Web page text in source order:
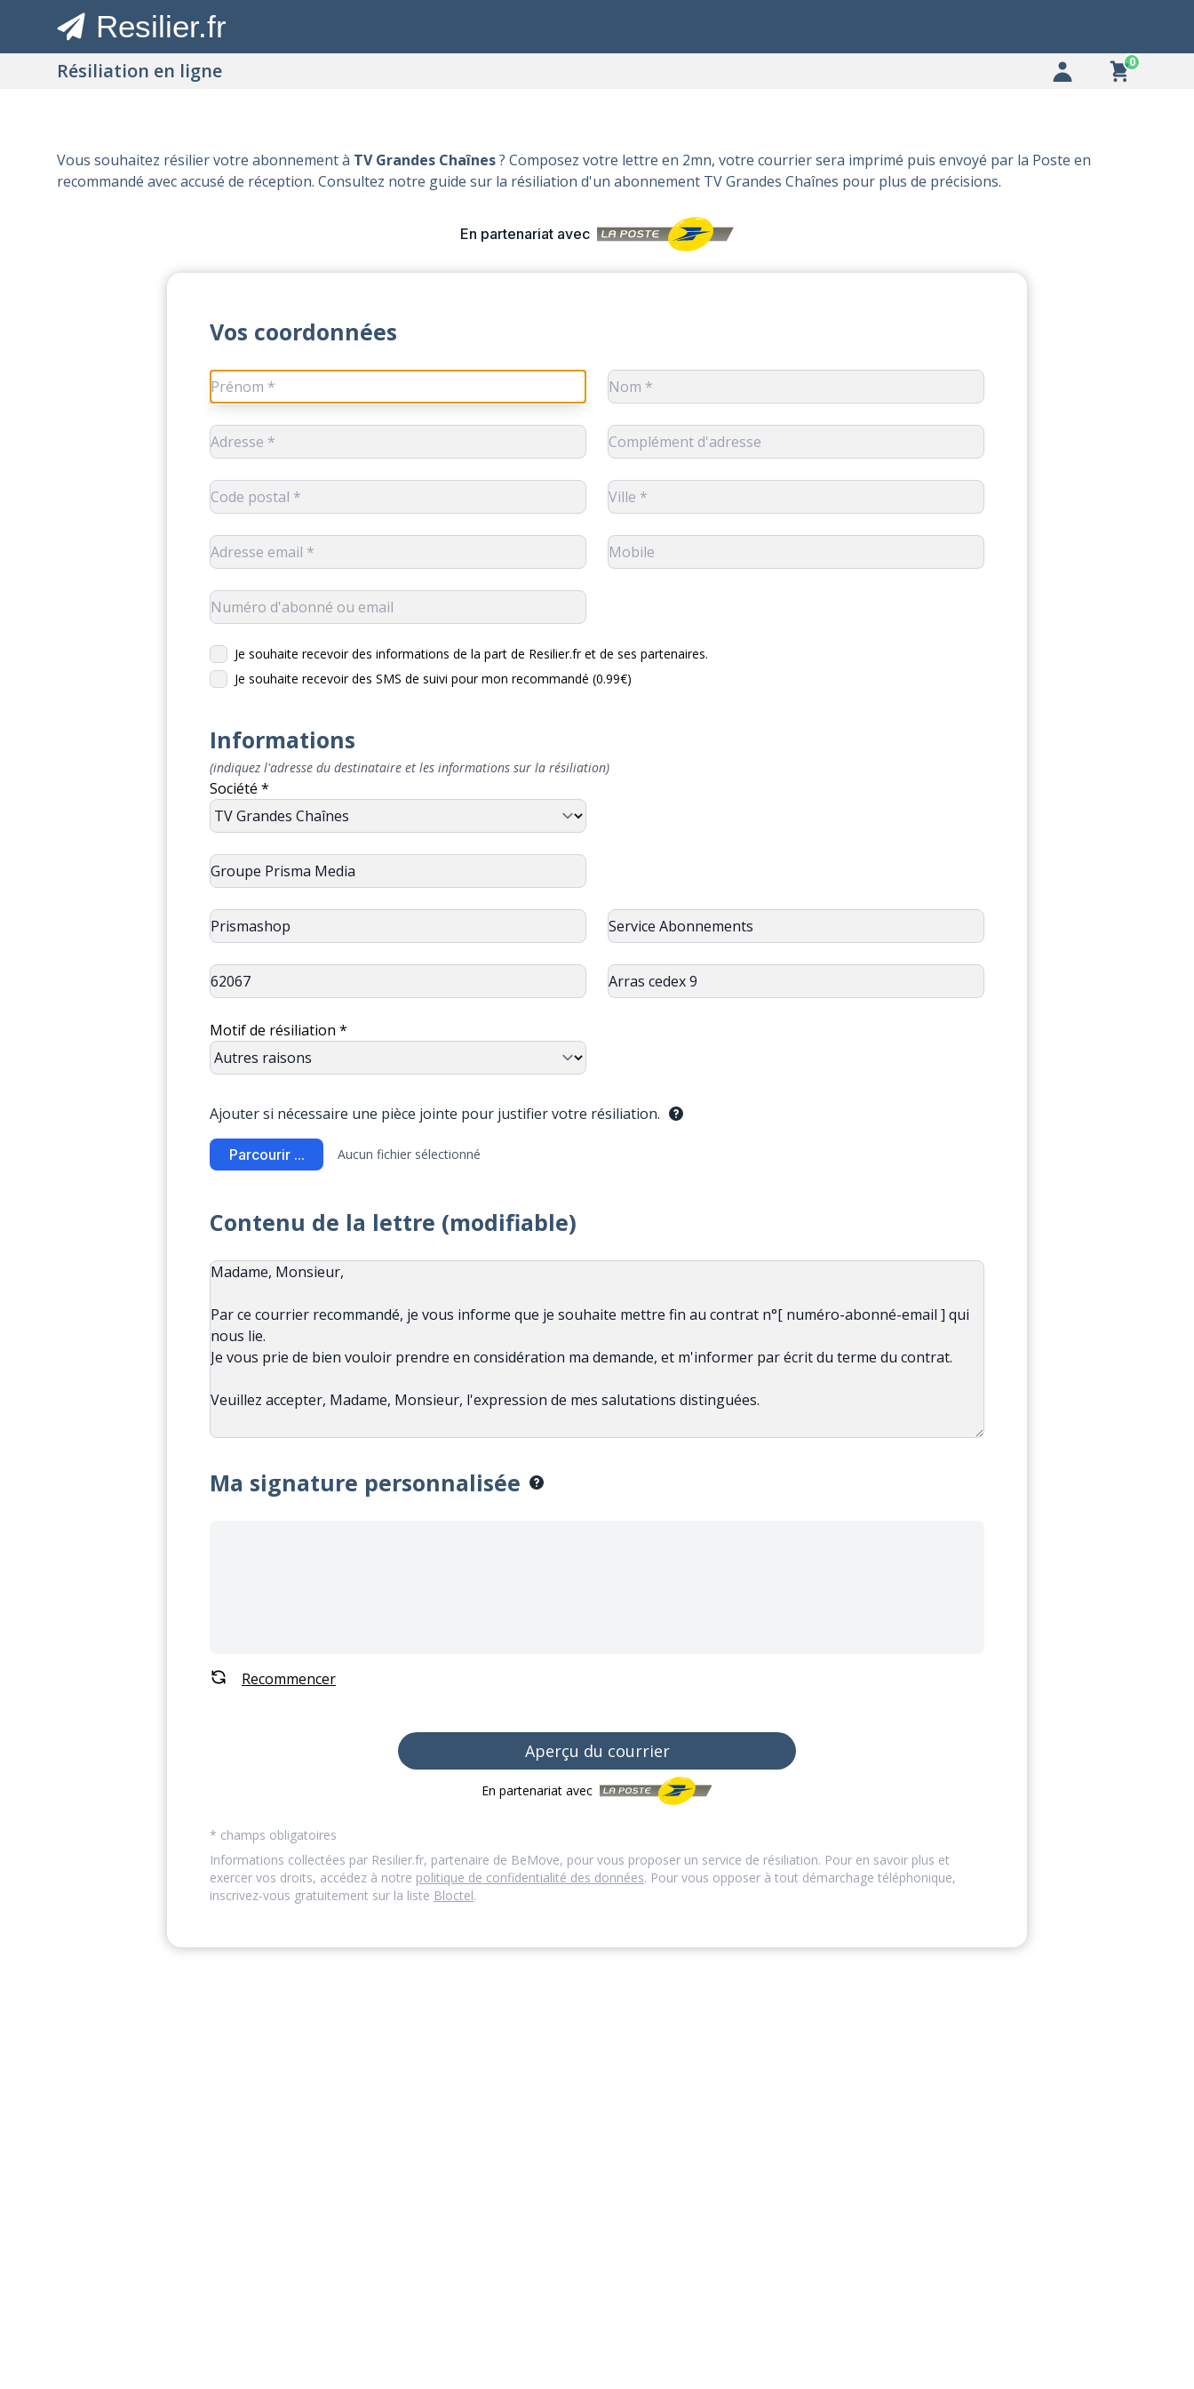
Resilier.fr
Résiliation en ligne 0
Vous souhaitez résilier votre abonnement à TV Grandes Chaînes? Composez votre lettre en 2mn, votre courrier sera imprimé puis envoyé par la Poste en
recommandé avec accusé de réception. Consultez notre guide sur la résiliation d'un abonnement TV Grandes Chaînes pour plus de précisions.
En partenariat avec
Vos coordonnées
Je souhaite recevoir des informations de la part de Resilier.fr et de ses partenaires.
Je souhaite recevoir des SMS de suivi pour mon recommandé (0.99€)
Informations
(indiquez l'adresse du destinataire et les informations sur la résiliation)
Société *
Motif de résiliation *
Ajouter si nécessaire une pièce jointe pour justifier votre résiliation.
Parcourir ... Aucun fichier sélectionné
Contenu de la lettre (modifiable)
Ma signature personnalisée
Recommencer
Aperçu du courrier
En partenariat avec
* champs obligatoires
Informations collectées par Resilier.fr, partenaire de BeMove, pour vous proposer un service de résiliation. Pour en savoir plus et
exercer vos droits, accédez à notre politique de confidentialité des données. Pour vous opposer à tout démarchage téléphonique,
inscrivez-vous gratuitement sur la liste Bloctel.